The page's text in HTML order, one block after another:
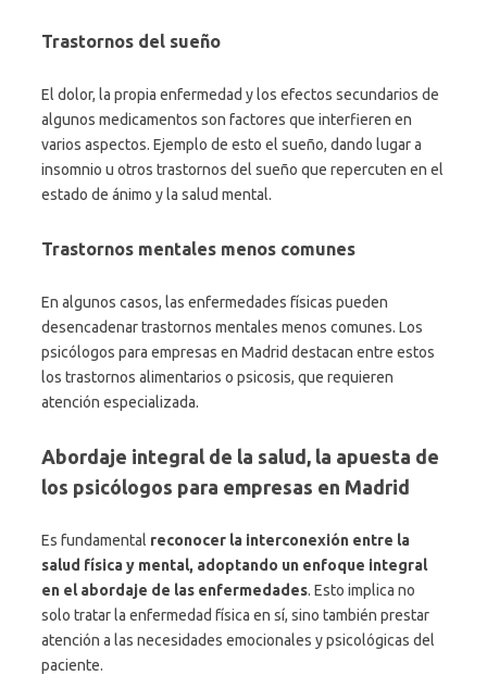
Trastornos del sueño
El dolor, la propia enfermedad y los efectos secundarios de
algunos medicamentos son factores que interfieren en
varios aspectos. Ejemplo de esto el sueño, dando lugar a
insomnio u otros trastornos del sueño que repercuten en el
estado de ánimo y la salud mental.
Trastornos mentales menos comunes
En algunos casos, las enfermedades físicas pueden
desencadenar trastornos mentales menos comunes. Los
psicólogos para empresas en Madrid destacan entre estos
los trastornos alimentarios o psicosis, que requieren
atención especializada.
Abordaje integral de la salud, la apuesta de
los psicólogos para empresas en Madrid
Es fundamental reconocer la interconexión entre la
salud física y mental, adoptando un enfoque integral
en el abordaje de las enfermedades. Esto implica no
solo tratar la enfermedad física en sí, sino también prestar
atención a las necesidades emocionales y psicológicas del
paciente.